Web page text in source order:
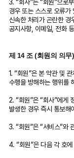
3. “회사”는 “회원”으로
경우 또는 스스로 오류가
신속한 처리가 곤란한 경
공지사항, 이메일, 전화
제 14 조 (회원의 의무)
1. “회원”은 본 약관 및
수행을 방해하는 행위를
2. “회원”은 “회사”에게
발생한 경우 즉시 통보해
3. “회원”은 “서비스”와
4. “회원”은 다음 각 호